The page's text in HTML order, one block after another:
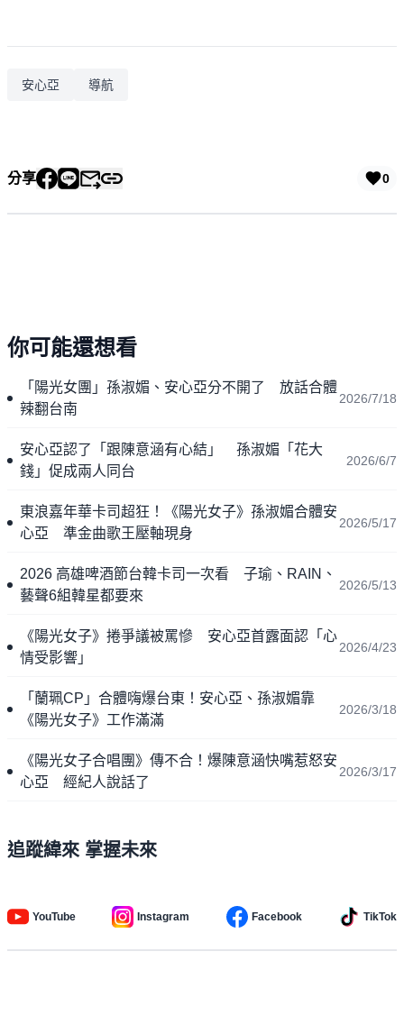
安心亞 導航
分享 0
你可能還想看
「陽光女團」孫淑媚、安心亞分不開了 放話合體
辣翻台南
2026/7/18
安心亞認了「跟陳意涵有心結」 孫淑媚「花大
錢」促成兩人同台
2026/6/7
東浪嘉年華卡司超狂！《陽光女子》孫淑媚合體安
心亞 準金曲歌王壓軸現身
2026/5/17
2026 高雄啤酒節台韓卡司一次看 子瑜、RAIN、
藝聲6組韓星都要來
2026/5/13
《陽光女子》捲爭議被罵慘 安心亞首露面認「心
情受影響」
2026/4/23
「蘭珮CP」合體嗨爆台東！安心亞、孫淑媚靠
《陽光女子》工作滿滿
2026/3/18
《陽光女子合唱團》傳不合！爆陳意涵快嘴惹怒安
心亞 經紀人說話了
2026/3/17
追蹤緯來 掌握未來
YouTube Instagram Facebook TikTok